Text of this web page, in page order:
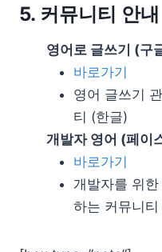
5. 커뮤니티 안내
영어로 글쓰기 (구
바로가기
영어 글쓰기
티 (한글)
개발자 영어 (페이
바로가기
개발자를 위
하는 커뮤니